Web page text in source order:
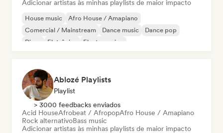
Adicionar artistas às minhas playlists de maior impacto
House music
Afro House / Amapiano
Comercial / Mainstream
Dance music
Dance pop
Disco
Eletrônica Electro swing
Ablozé Playlists
Playlist
> 3000 feedbacks enviados
Acid HouseAfrobeat / AfropopAfro House / Amapiano
Rock alternativoBass music
Adicionar artistas às minhas playlists de maior impacto